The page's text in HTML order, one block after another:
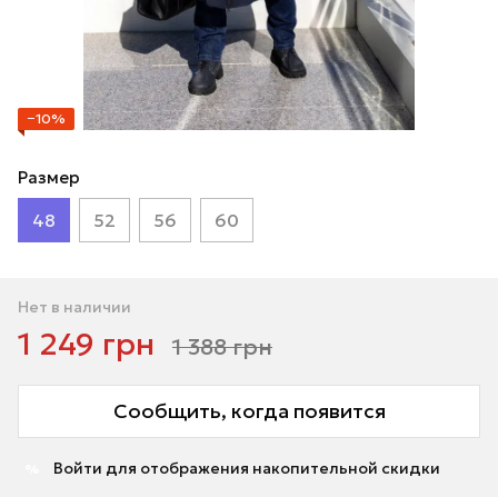
−10%
Размер
48 52 56 60
Нет в наличии
1 249 грн 1 388 грн
Сообщить, когда появится
Войти для отображения накопительной скидки